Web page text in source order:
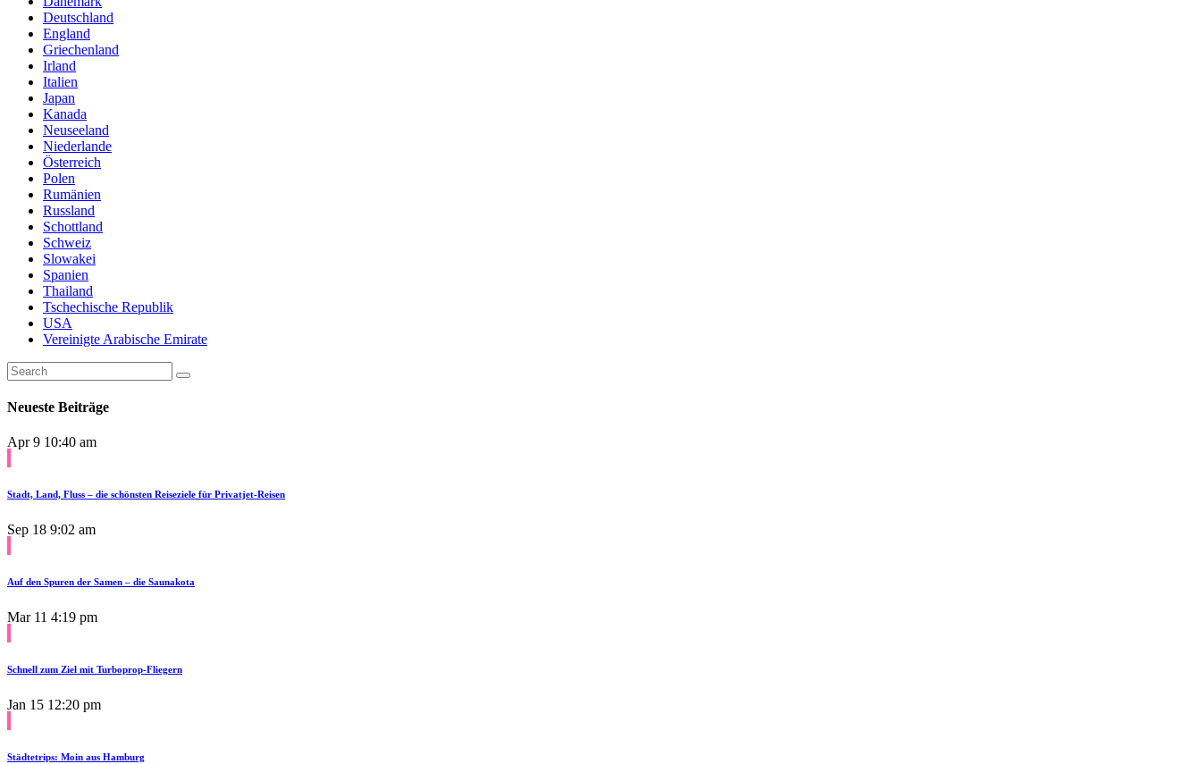
Deutschland
England
Griechenland
Irland
Italien
Japan
Kanada
Neuseeland
Niederlande
Österreich
Polen
Rumänien
Russland
Schottland
Schweiz
Slowakei
Spanien
Thailand
Tschechische Republik
USA
Vereinigte Arabische Emirate
Neueste Beiträge
Apr 9 10:40 am
Stadt, Land, Fluss – die schönsten Reiseziele für Privatjet-Reisen
Sep 18 9:02 am
Auf den Spuren der Samen – die Saunakota
Mar 11 4:19 pm
Schnell zum Ziel mit Turboprop-Fliegern
Jan 15 12:20 pm
Städtetrips: Moin aus Hamburg